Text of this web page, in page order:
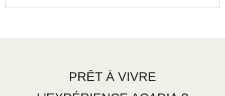
PRÊT À VIVRE